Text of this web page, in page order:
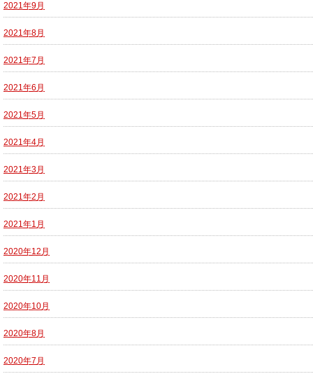
2021年9月
2021年8月
2021年7月
2021年6月
2021年5月
2021年4月
2021年3月
2021年2月
2021年1月
2020年12月
2020年11月
2020年10月
2020年8月
2020年7月